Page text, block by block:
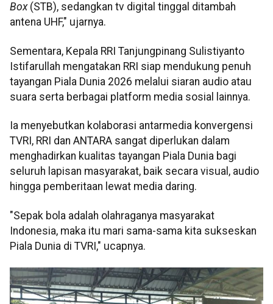
Box(STB), sedangkan tv digital tinggal ditambah
antena UHF," ujarnya.
Sementara, Kepala RRI Tanjungpinang Sulistiyanto
Istifarullah mengatakan RRI siap mendukung penuh
tayangan Piala Dunia 2026 melalui siaran audio atau
suara serta berbagai platform media sosial lainnya.
Ia menyebutkan kolaborasi antarmedia konvergensi
TVRI, RRI dan ANTARA sangat diperlukan dalam
menghadirkan kualitas tayangan Piala Dunia bagi
seluruh lapisan masyarakat, baik secara visual, audio
hingga pemberitaan lewat media daring.
"Sepak bola adalah olahraganya masyarakat
Indonesia, maka itu mari sama-sama kita sukseskan
Piala Dunia di TVRI," ucapnya.